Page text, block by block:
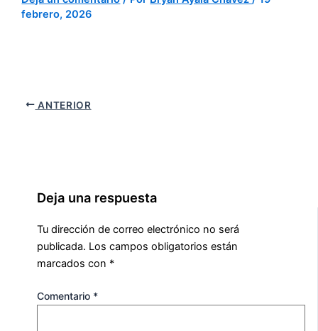
febrero, 2026
ANTERIOR
Deja una respuesta
Tu dirección de correo electrónico no será
publicada. Los campos obligatorios están
marcados con *
Comentario *